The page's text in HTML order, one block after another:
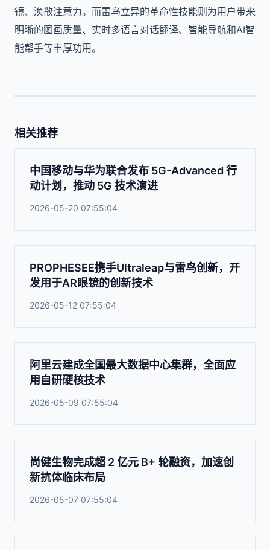
镜、涣散注意力。而雷鸟立异的革命性技能则为用户带来
明晰的图画质量、实时多语言对话翻译、智能导航和AI智
能帮手等丰厚功用。
相关推荐
中国移动与华为联合发布 5G-Advanced 行
动计划，推动 5G 技术演进
2026-05-20 07:55:04
PROPHESEE携手Ultraleap与雷鸟创新，开
发用于AR眼镜的创新技术
2026-05-12 07:55:04
阿里云建成全国最大数据中心集群，全面应
用自研硬核技术
2026-05-09 07:55:04
尚健生物完成超 2 亿元 B+ 轮融资，加速创
新抗体临床布局
2026-05-07 07:55:04